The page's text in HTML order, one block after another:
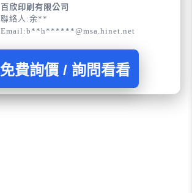
百欣印刷有限公司
聯絡人:余**
Email:b**h******@msa.hinet.net
免費詢價 / 詢問看看